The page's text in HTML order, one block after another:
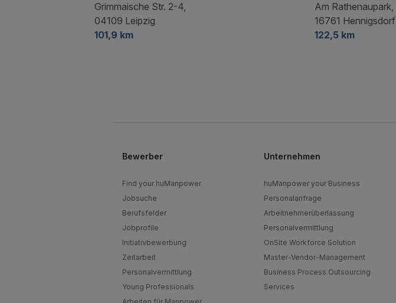
Grimmaische Str. 2-4,
04109 Leipzig
101,9 km
Am Rathenaupark,
16761 Hennigsdorf
122,5 km
Bewerber
Find your huManpower
Jobsuche
Berufsfelder
Jobprofile
Initiativbewerbung
Zeitarbeit
Personalvermittlung
Young Professionals
Unternehmen
huManpower your Business
Personalanfrage
Arbeitnehmerüberlassung
Personalvermittlung
OnSite Workforce Solution
Master-Vendor-Management
Business Process Outsourcing
Services